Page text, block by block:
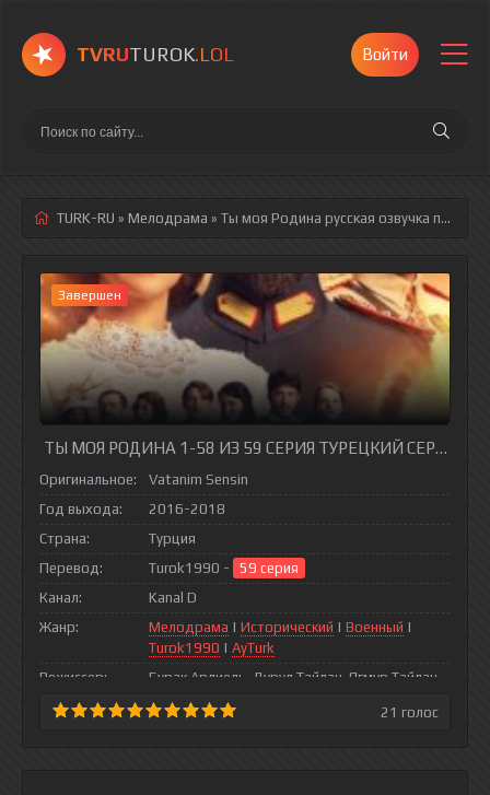
TVRUTUROK.LOL Войти
TURK-RU » Мелодрама » Ты моя Родина русская озвучка полностью смотреть онлайн!
Завершен
ТЫ МОЯ РОДИНА 1-58 ИЗ 59 СЕРИЯ ТУРЕЦКИЙ СЕРИАЛ
Оригинальное:
Vatanim Sensin
Год выхода:
2016-2018
Страна:
Турция
Перевод:
Turok1990 -
59 серия
Канал:
Kanal D
Жанр:
Мелодрама | Исторический | Военный |
Turok1990 | AyTurk
Режиссер:
Бурак Арлиель, Дурул Тайлан, Ягмур Тайлан
21 голос